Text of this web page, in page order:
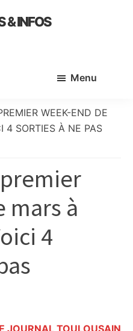
& INFOS
Menu
WEEK-END DE
4 SORTIES À NE PAS
mars à
4
JOURNAL TOULOUSAIN